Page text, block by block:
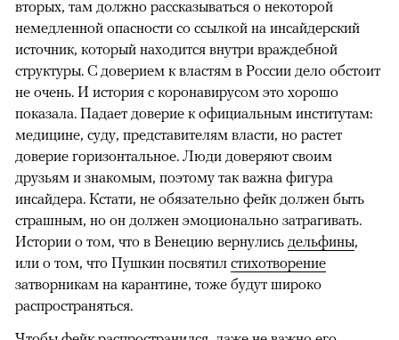
вторых, там должно рассказываться о некоторой
немедленной опасности со ссылкой на инсайдерский
источник, который находится внутри враждебной
структуры. С доверием к властям в России дело обстоит
не очень. И история с коронавирусом это хорошо
показала. Падает доверие к официальным институтам:
медицине, суду, представителям власти, но растет
доверие горизонтальное. Люди доверяют своим
друзьям и знакомым, поэтому так важна фигура
инсайдера. Кстати, не обязательно фейк должен быть
страшным, но он должен эмоционально затрагивать.
Истории о том, что в Венецию вернулись дельфины,
или о том, что Пушкин посвятил стихотворение
затворникам на карантине, тоже будут широко
распространяться.